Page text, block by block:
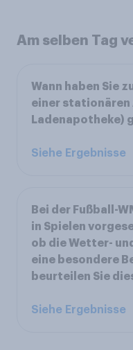
Am selben Tag
Wann haben Sie
einer stationären
Ladenapotheke)
Siehe Ergebnisse
Bei der Fußball-
in Spielen
ob die Wetter-
eine besondere
beurteilen Sie
Siehe Ergebnisse